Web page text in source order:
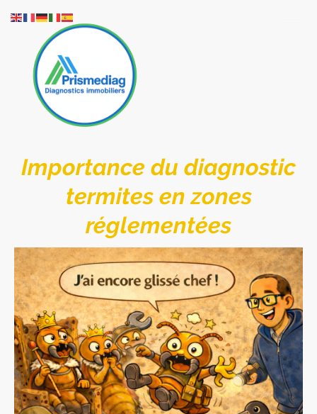
Importance du diagnostic
termites en zones
réglementées